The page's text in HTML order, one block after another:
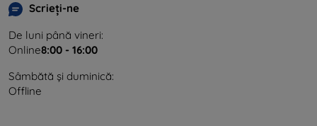
Scrieți-ne
De luni până vineri:
Online8:00 - 16:00
Sâmbătă și duminică:
Offline